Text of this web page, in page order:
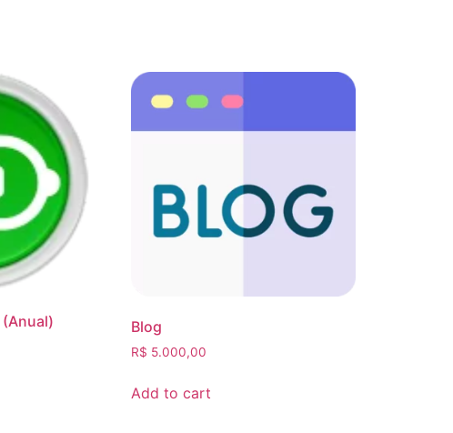
Blog
R$ 5.000,00
Add to cart